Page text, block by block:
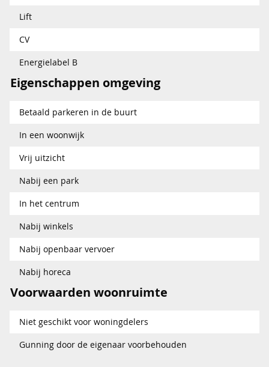
Lift
CV
Energielabel B
Eigenschappen omgeving
Betaald parkeren in de buurt
In een woonwijk
Vrij uitzicht
Nabij een park
In het centrum
Nabij winkels
Nabij openbaar vervoer
Nabij horeca
Voorwaarden woonruimte
Niet geschikt voor woningdelers
Gunning door de eigenaar voorbehouden